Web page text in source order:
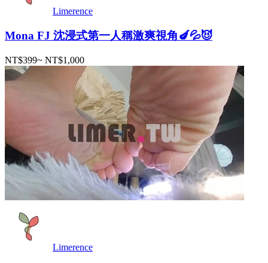
Limerence
Mona FJ 沈浸式第一人稱激爽視角🍆💦😈
NT$399~ NT$1,000
Limerence